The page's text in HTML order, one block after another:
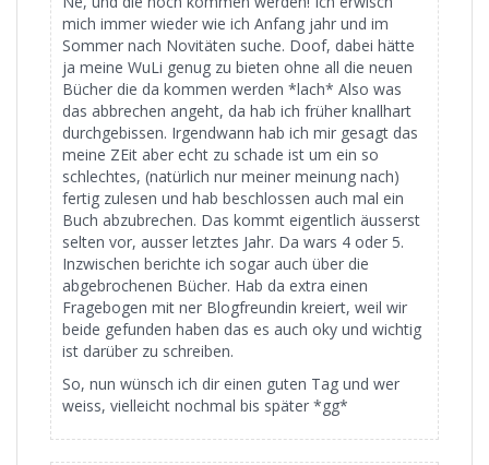
mich immer wieder wie ich Anfang jahr und im
Sommer nach Novitäten suche. Doof, dabei hätte
ja meine WuLi genug zu bieten ohne all die neuen
Bücher die da kommen werden *lach* Also was
das abbrechen angeht, da hab ich früher knallhart
durchgebissen. Irgendwann hab ich mir gesagt das
meine ZEit aber echt zu schade ist um ein so
schlechtes, (natürlich nur meiner meinung nach)
fertig zulesen und hab beschlossen auch mal ein
Buch abzubrechen. Das kommt eigentlich äusserst
selten vor, ausser letztes Jahr. Da wars 4 oder 5.
Inzwischen berichte ich sogar auch über die
abgebrochenen Bücher. Hab da extra einen
Fragebogen mit ner Blogfreundin kreiert, weil wir
beide gefunden haben das es auch oky und wichtig
ist darüber zu schreiben.
So, nun wünsch ich dir einen guten Tag und wer
weiss, vielleicht nochmal bis später *gg*